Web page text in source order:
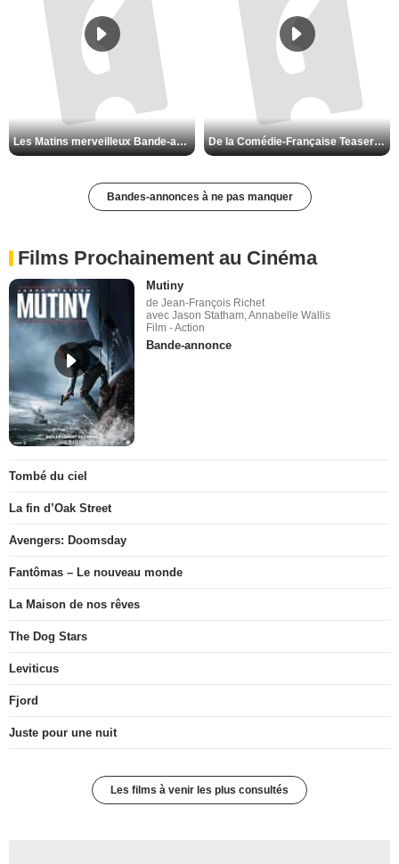
Les Matins merveilleux Bande-annonce VF De la Comédie-Française Teaser VF
Bandes-annonces à ne pas manquer
Films Prochainement au Cinéma
Mutiny
de Jean-François Richet
avec Jason Statham, Annabelle Wallis
Film - Action
Bande-annonce
Tombé du ciel
La fin d’Oak Street
Avengers: Doomsday
Fantômas – Le nouveau monde
La Maison de nos rêves
The Dog Stars
Leviticus
Fjord
Juste pour une nuit
Les films à venir les plus consultés